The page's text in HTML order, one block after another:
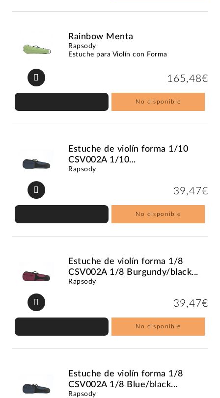
Rainbow Menta
Rapsody
Estuche para Violín con Forma
165,48€
No disponible
Estuche de violín forma 1/10
CSV002A 1/10...
Rapsody
39,47€
No disponible
Estuche de violín forma 1/8
CSV002A 1/8 Burgundy/black...
Rapsody
39,47€
No disponible
Estuche de violín forma 1/8
CSV002A 1/8 Blue/black...
Rapsody